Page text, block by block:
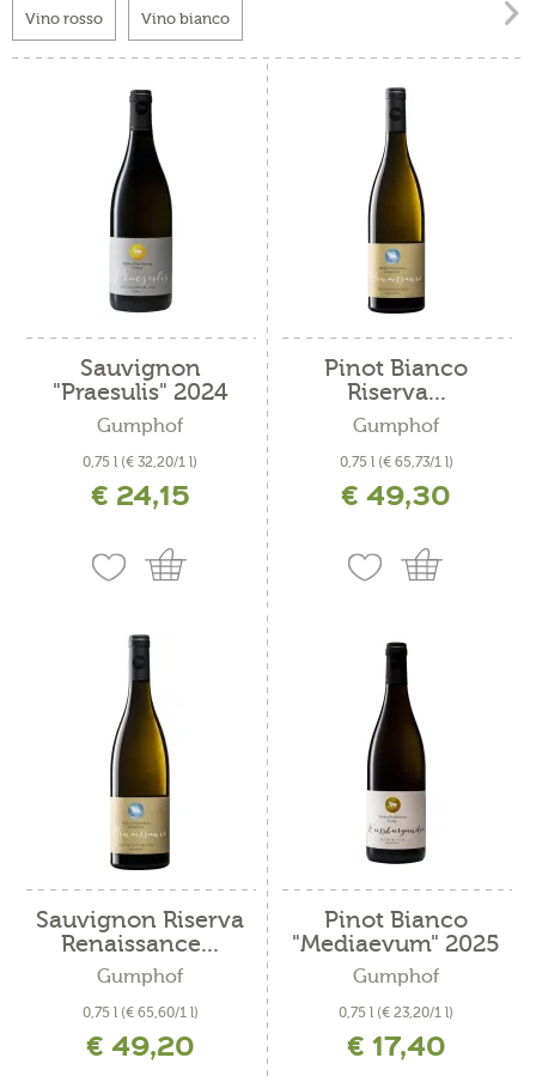
Vino rosso Vino bianco 
Sauvignon
"Praesulis" 2024
Gumphof
0,75 l (€ 32,20/1 l)
€ 24,15
Pinot Bianco
Riserva...
Gumphof
0,75 l (€ 65,73/1 l)
€ 49,30
Sauvignon Riserva
Renaissance...
Gumphof
0,75 l (€ 65,60/1 l)
incl. IVA più costi di spedizione
€ 49,20
Pinot Bianco
"Mediaevum" 2025
Gumphof
0,75 l (€ 23,20/1 l)
incl. IVA più costi di spedizione
€ 17,40